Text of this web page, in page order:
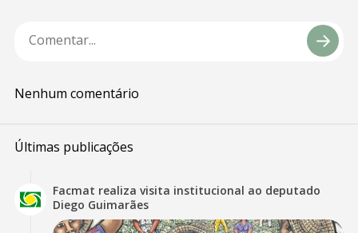
Nenhum comentário
Últimas publicações
Facmat realiza visita institucional ao deputado
Diego Guimarães